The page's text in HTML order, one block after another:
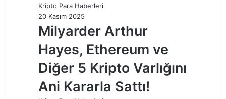
Kripto Para Haberleri
20 Kasım 2025
Milyarder Arthur
Hayes, Ethereum ve
Diğer 5 Kripto Varlığını
Ani Kararla Sattı!